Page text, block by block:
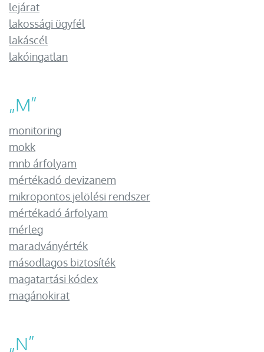
lejárat
lakossági ügyfél
lakáscél
lakóingatlan
„M”
monitoring
mokk
mnb árfolyam
mértékadó devizanem
mikropontos jelölési rendszer
mértékadó árfolyam
mérleg
maradványérték
másodlagos biztosíték
magatartási kódex
magánokirat
„N”